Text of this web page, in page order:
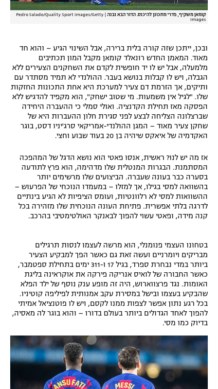
קומאן משקיף, פדרי מתכונן להיכנס. הדור הבא נבנה
Pedro Salado/Quality Sport Images/Getty
Images
ובכן, ייתכן שזה קורה בלית ברירה, אבל השינוי הגיע – והוא חד
מאוד. המאמן החדש רונאלד קומאן מקבל המון תכתיבים
מלמעלה, אבל יש לו יד חופשית לקדם את השחקנים הצעירים ללא
הגבלה, ויש לו קבלות בנושא בעבר. ההולנדי לא תמיד מסתדר עם
ותיקים, אך הזרמת דם צעיר למערכת היא אחת התכונות החזקות
שלו. "לגיל אין משמעות. מי שטוב ישחק", הוא מקפיד להדגיש ללא
הפסקה מאז תחילת הקדנציה. ואולי סמלי כי ההעברה היחידה
שברצלונה הצליחה לבצע לפני סגירת חלון ההעברות היא של
שחקן צעיר מאוד – המגן ההולנדי-אמריקאי סרג'יניו דסט, בוגר
האקדמיה של איאקס שיהיה בן 20 בעוד שבוע וחצי.
אז מה יש לנו? ראשית, אנסו פאטי הוא נושא הדגל של המהפכה
המסתמנת. הבגרות המנטלית שלו מדהימה, הוא פרץ לתודעה
בסערה כבר בעונה שעברה. הביצועים שלו מרשימים יותר
בהשוואה למסי בגילו, אך למזלו – במעמדו הנוכחי של הפרעוש –
ההשוואות למסי לא רלוונטיות, ועומס הציפיות לא הגיע בינתיים
לדרגה בלתי אפשרית. פתיחת העונה הנוכחית שלו מזהירה בכל
קנה מידה, ופאטי עשוי להפוך לבאנקר האולטימטיבי בהרכב.
בטחונו העצמי פנומנלי, הוא מרשה לעצמו לנסות תרגילים
מבריקים ויומרניים ועשה זאת גם כאשר הפך למבקיע הצעיר
ביותר במדי נבחרת ספרד, בגיל 17 ו-311 ימים בתחילת ספטמבר,
כאשר החבורה של לואיס אנריקה פירקה את אוקראינה בליגת
האומות. נגד פרצווארוש, היה זה מופע ענק נוסף של ילד הפלא
שהבקיע בעצמו ובישל במסירת עקב אמנותית לפיליפה קוטיניו.
בכל רגע נתון אפשר לצפות ממנו לקסם, ויש לו פוטנציאל אמיתי
להפוך לאחד הגדולים ביותר בעולם בדורו – והוא בוגר לה מאסיה,
בדיוק כמו מסי.